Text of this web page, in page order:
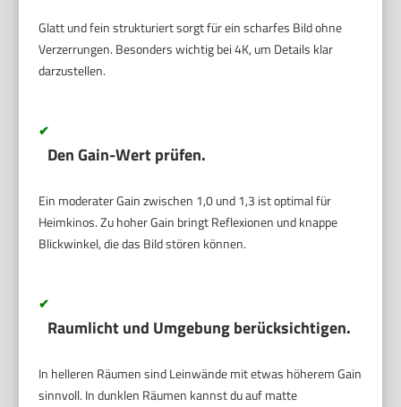
Glatt und fein strukturiert sorgt für ein scharfes Bild ohne
Verzerrungen. Besonders wichtig bei 4K, um Details klar
darzustellen.
✔
Den Gain-Wert prüfen.
Ein moderater Gain zwischen 1,0 und 1,3 ist optimal für
Heimkinos. Zu hoher Gain bringt Reflexionen und knappe
Blickwinkel, die das Bild stören können.
✔
Raumlicht und Umgebung berücksichtigen.
In helleren Räumen sind Leinwände mit etwas höherem Gain
sinnvoll. In dunklen Räumen kannst du auf matte